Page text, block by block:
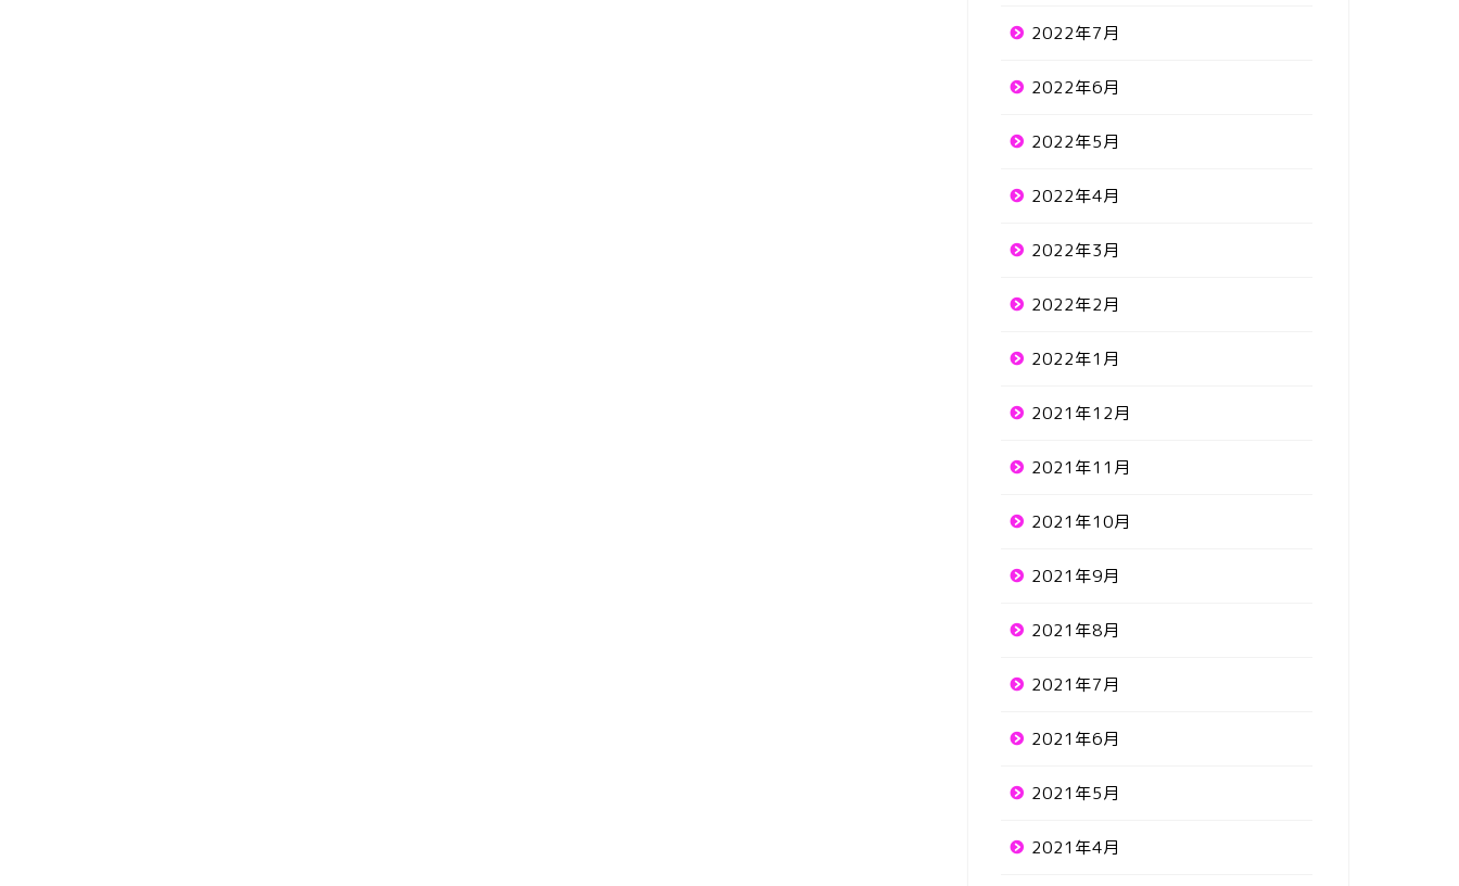
2022年7月
2022年6月
2022年5月
2022年4月
2022年3月
2022年2月
2022年1月
2021年12月
2021年11月
2021年10月
2021年9月
2021年8月
2021年7月
2021年6月
2021年5月
2021年4月